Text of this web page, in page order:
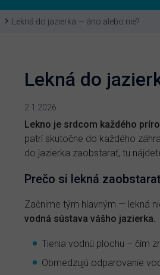
Poradna
Lekná do jazierka — áno alebo nie?
Lekná do
2.1.2026
Lekno je srdcom každého
patrí skutočne do každého
do jazierka zaobstarať, tu
Prečo si lekná
Začnime tým hlavným — lekná
vodná sústava vášho jazierka.
Tienia vodnú plochu – čím
Obmedzujú odparovanie